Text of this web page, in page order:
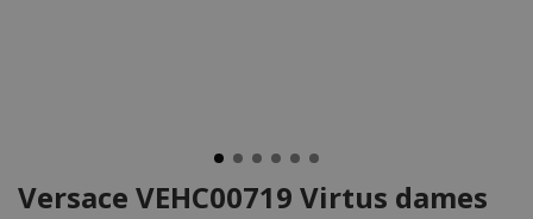
Versace VEHC00719 Virtus dames